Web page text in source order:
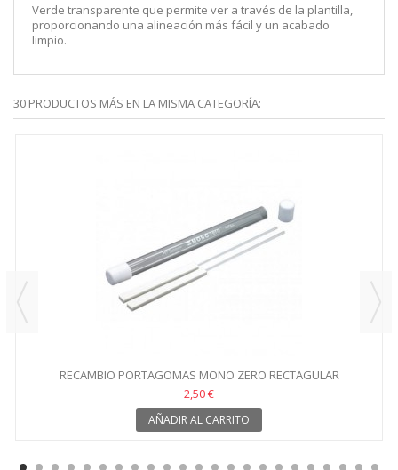
Verde transparente que permite ver a través de la plantilla,
proporcionando una alineación más fácil y un acabado
limpio.
30 PRODUCTOS MÁS EN LA MISMA CATEGORÍA:
RECAMBIO PORTAGOMAS MONO ZERO RECTAGULAR
2,50 €
AÑADIR AL CARRITO